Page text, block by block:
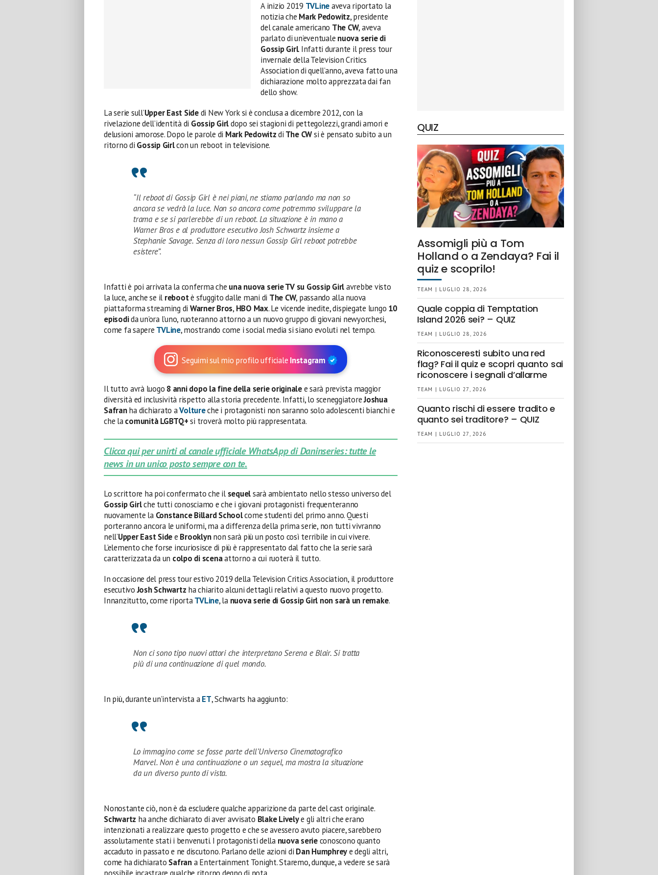
A inizio 2019 TVLineaveva riportato la
notizia che Mark Pedowitz, presidente
del canale americano The CW, aveva
parlato di un’eventuale nuova serie di
Gossip Girl. Infatti durante il press tour
invernale della Television Critics
Association di quell’anno, aveva fatto una
dichiarazione molto apprezzata dai fan
dello show.
La serie sull’Upper East Sidedi New York si è conclusa a dicembre 2012, con la
rivelazione dell’identità di Gossip Girldopo sei stagioni di pettegolezzi, grandi amori e
delusioni amorose. Dopo le parole di Mark Pedowitzdi The CWsi è pensato subito a un
ritorno di Gossip Girlcon un reboot in televisione.
“Il reboot di Gossip Girl è nei piani, ne stiamo parlando ma non so
ancora se vedrà la luce. Non so ancora come potremmo sviluppare la
trama e se si parlerebbe di un reboot. La situazione è in mano a
Warner Bros e al produttore esecutivo Josh Schwartz insieme a
Stephanie Savage. Senza di loro nessun Gossip Girl reboot potrebbe
esistere”.
Infatti è poi arrivata la conferma che una nuova serie TV su Gossip Girlavrebbe visto
la luce, anche se il rebootè sfuggito dalle mani di The CW, passando alla nuova
piattaforma streaming di Warner Bros, HBO Max. Le vicende inedite, dispiegate lungo 10
episodida un’ora l’uno, ruoteranno attorno a un nuovo gruppo di giovani newyorchesi,
come fa sapere TVLine, mostrando come i social media si siano evoluti nel tempo.
Seguimi sul mio profilo ufficiale Instagram
Il tutto avrà luogo 8 anni dopo la fine della serie originalee sarà prevista maggior
diversità ed inclusività rispetto alla storia precedente. Infatti, lo sceneggiatoreJoshua
Safranha dichiarato aVoltureche i protagonisti non saranno solo adolescenti bianchi e
che lacomunità LGBTQ+si troverà molto più rappresentata.
Clicca qui per unirti al canale ufficiale WhatsApp di Daninseries: tutte le
news in un unico posto sempre con te.
Lo scrittore ha poi confermato che ilsequelsarà ambientato nello stesso universo del
Gossip Girlche tutti conosciamo e che i giovani protagonisti frequenteranno
nuovamente la Constance Billard Schoolcome studenti del primo anno. Questi
porteranno ancora le uniformi, ma a differenza della prima serie, non tutti vivranno
nell’Upper East Sidee Brooklynnon sarà più un posto così terribile in cui vivere.
L’elemento che forse incuriosisce di più è rappresentato dal fatto che la serie sarà
caratterizzata da un colpo di scenaattorno a cui ruoterà il tutto.
In occasione del press tour estivo 2019 della Television Critics Association, il produttore
esecutivoJosh Schwartz ha chiarito alcuni dettagli relativi a questo nuovo progetto.
Innanzitutto, come riportaTVLine, la nuova serie di Gossip Girl non sarà un remake.
Non ci sono tipo nuovi attori che interpretano Serena e Blair. Si tratta
più di una continuazione di quel mondo.
In più, durante un’intervista aET, Schwarts ha aggiunto:
Lo immagino come se fosse parte dell’Universo Cinematografico
Marvel. Non è una continuazione o un sequel, ma mostra la situazione
da un diverso punto di vista.
Nonostante ciò, non è da escludere qualche apparizione da parte del cast originale.
Schwartz ha anche dichiarato di aver avvisato Blake Livelye gli altri che erano
intenzionati a realizzare questo progetto e che se avessero avuto piacere, sarebbero
assolutamente stati i benvenuti. I protagonisti della nuova serieconoscono quanto
accaduto in passato e ne discutono. Parlano delle azioni di Dan Humphreye degli altri,
come ha dichiarato Safrana Entertainment Tonight. Staremo, dunque, a vedere se sarà
QUIZ
Assomigli più a Tom
Holland o a Zendaya? Fai il
quiz e scoprilo!
TEAM | LUGLIO 28, 2026
Quale coppia di Temptation
Island 2026 sei? – QUIZ
TEAM | LUGLIO 28, 2026
Riconosceresti subito una red
flag? Fai il quiz e scopri quanto sai
riconoscere i segnali d’allarme
TEAM | LUGLIO 27, 2026
Quanto rischi di essere tradito e
quanto sei traditore? – QUIZ
TEAM | LUGLIO 27, 2026